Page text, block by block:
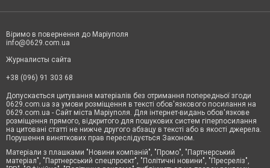
Віримо в повернення до Маріуполя
info@0629.com.ua
Журналисты сайта
+38 (096) 91 303 68
Допускається цитування матеріалів без отримання попередньої згоди
0629.com.ua за умови розміщення в тексті обов'язкового посилання на
0629.com.ua - Сайт міста Маріуполя. Для інтернет-видань обов'язкове
розміщення прямого, відкритого для пошукових систем гіперпосилання
на цитовані статті не нижче другого абзацу в тексті або в якості джерела.
Порушення виняткових прав переслідується Законом.
Матеріали з плашками "Новини компаній", "Промо", "Партнерський
матеріал", "Партнерський спецпроєкт", "Політичні новини", "Пресреліз",